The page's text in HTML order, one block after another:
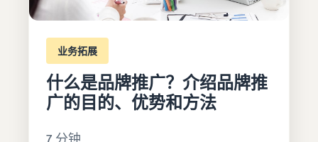
业务拓展
什么是品牌推广？介绍品牌推
广的目的、优势和方法
7 分钟